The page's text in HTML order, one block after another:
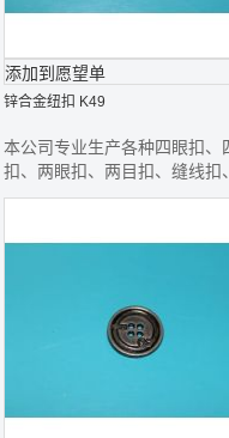
添加到愿望单
锌合金纽扣 K49
本公司专业生产各种四眼扣、
扣、两眼扣、两目扣、缝线扣
线钮、款式齐全,欢迎前来选